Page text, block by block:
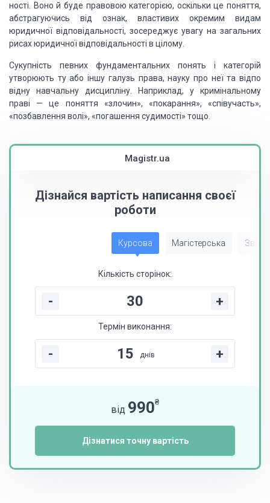
ності. Воно й буде правовою категорією, оскільки це по­няття,
абстрагуючись від ознак, властивих окремим видам
юридичної відповідальності, зосереджує увагу на загальних
рисахюридичної відповідальності в цілому.
Сукупність певних фундаментальних понять і категорій
утворюють ту або іншу галузь права, науку про неї та відпо­
відну навчальну дисципліну. Наприклад, у кримінальному
праві —це поняття «злочин», «покарання», «співучасть»,
«позбавлення волі», «погашення судимості» тощо.
Magistr.ua
Дізнайся вартість написання своєї
роботи
Курсова Магістерська Звіт
Кількість сторінок:
- +
Термін виконання:
- днів +
від 990₴
Дізнатися точну вартість